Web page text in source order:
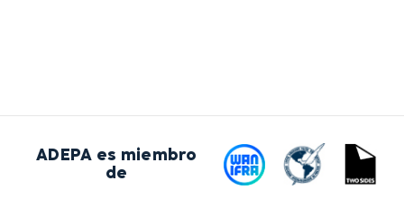
ADEPA es miembro
de